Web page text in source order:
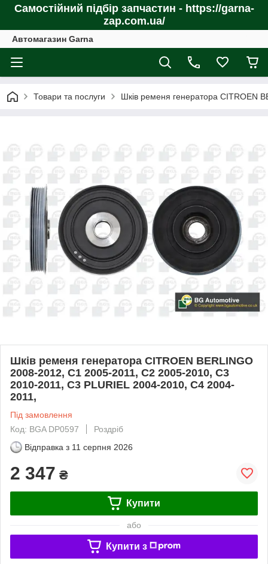
Самостійний підбір запчастин - https://garna-
zap.com.ua/
Автомагазин Garna
Товари та послуги Шків ременя генератора CITROEN
Шків ременя генератора CITROEN BERLINGO
2008-2012, C1 2005-2011, C2 2005-2010, C3
2010-2011, C3 PLURIEL 2004-2010, C4 2004-
2011,
Під замовлення
Код: BGA DP0597
Роздріб
Відправка з 11 серпня 2026
2 347 ₴
Купити
або
Купити з